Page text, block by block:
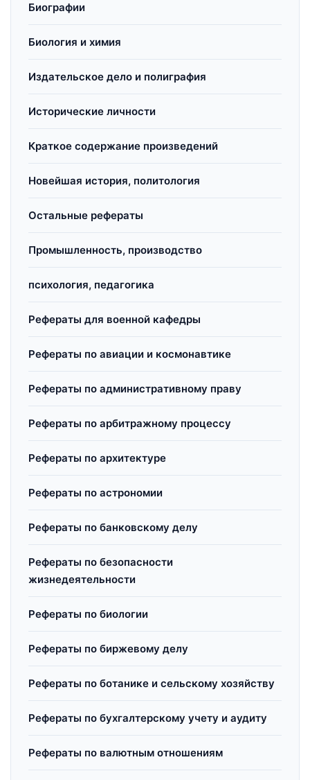
Биографии
Биология и химия
Издательское дело и полиграфия
Исторические личности
Краткое содержание произведений
Новейшая история, политология
Остальные рефераты
Промышленность, производство
психология, педагогика
Рефераты для военной кафедры
Рефераты по авиации и космонавтике
Рефераты по административному праву
Рефераты по арбитражному процессу
Рефераты по архитектуре
Рефераты по астрономии
Рефераты по банковскому делу
Рефераты по безопасности
жизнедеятельности
Рефераты по биологии
Рефераты по биржевому делу
Рефераты по ботанике и сельскому хозяйству
Рефераты по бухгалтерскому учету и аудиту
Рефераты по валютным отношениям